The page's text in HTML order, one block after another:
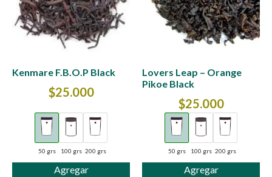
Kenmare F.B.O.P Black
$25.000
Agregar
50 grs 100 grs 200 grs
Lovers Leap – Orange
Pikoe Black
$25.000
Agregar
50 grs 100 grs 200 grs